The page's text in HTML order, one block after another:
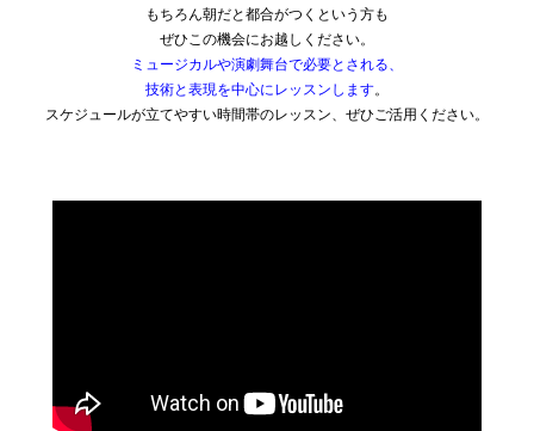
もちろん朝だと都合がつくという方も
ぜひこの機会にお越しください。
ミュージカルや演劇舞台で必要とされる、
技術と表現を中心にレッスンします。
スケジュールが立てやすい時間帯のレッスン、ぜひご活用ください。